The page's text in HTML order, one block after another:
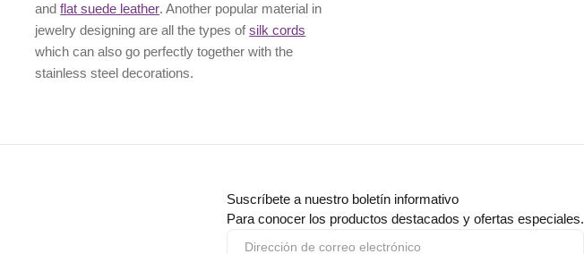
andflat suede leather. Another popular material in
jewelry designing are all the types ofsilk cords
which can also go perfectly together with the
stainless steel decorations.
Suscríbete a nuestro boletín informativo
Para conocer los productos destacados y ofertas especiales.